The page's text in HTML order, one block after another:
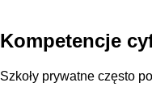
Kompetencje
Szkoły prywatne często